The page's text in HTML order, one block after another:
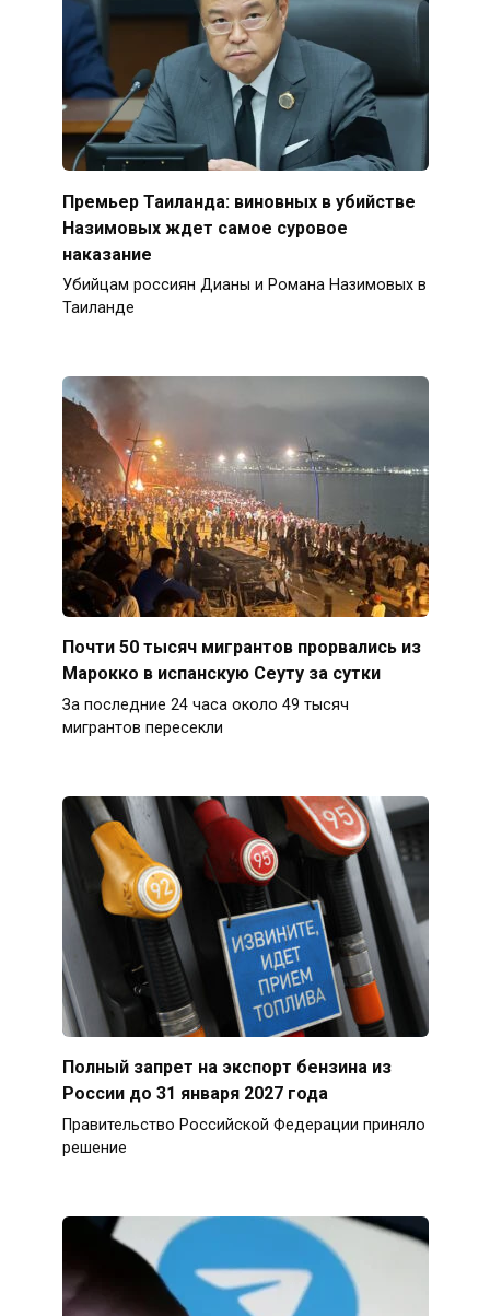
Премьер Таиланда: виновных в убийстве
Назимовых ждет самое суровое
наказание
Убийцам россиян Дианы и Романа Назимовых в
Таиланде
Почти 50 тысяч мигрантов прорвались из
Марокко в испанскую Сеуту за сутки
За последние 24 часа около 49 тысяч
мигрантов пересекли
Полный запрет на экспорт бензина из
России до 31 января 2027 года
Правительство Российской Федерации приняло
решение